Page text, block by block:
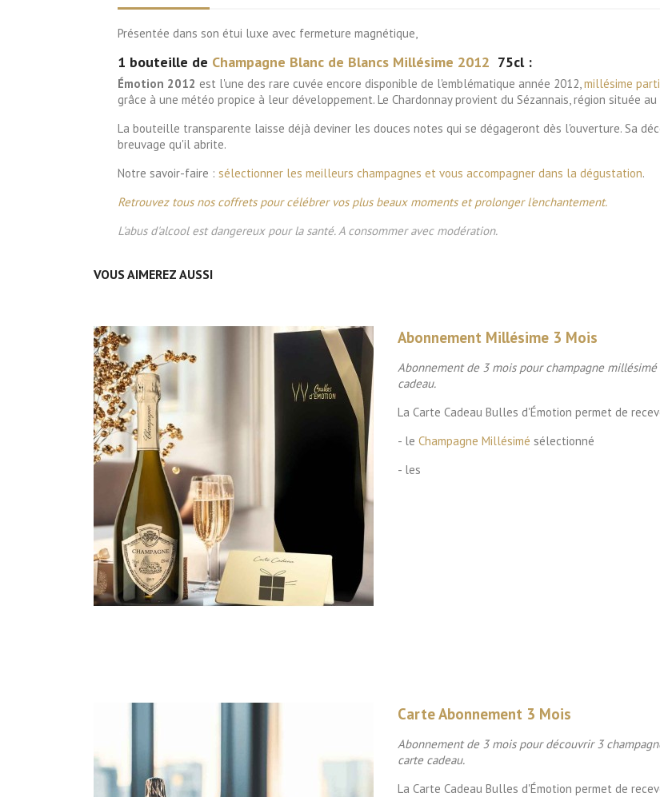
Présentée dans son étui luxe avec fermeture magnétique,
1 bouteille de Champagne Blanc de Blancs Millésime 2012 75cl :
Émotion 2012 est l'une des rare cuvée encore disponible de l'emblématique année 2012,millésime
grâce à une météo propice à leur développement. Le Chardonnay provient du Sézannais, région située
La bouteille transparente laisse déjà deviner les douces notes qui se dégageront dès l'ouverture. Sa
breuvage qu'il abrite.
Notre savoir-faire : sélectionner les meilleurs champagnes et vous accompagner dans la dégustation.
Retrouvez tous nos coffrets pour célébrer vos plus beaux moments et prolonger l'enchantement.
L'abus d'alcool est dangereux pour la santé. A consommer avec modération.
VOUS AIMEREZ AUSSI
Abonnement Millésime 3 Mois
Abonnement de 3 mois pour champagne
cadeau.
La Carte Cadeau Bulles d'Émotion permet de
- le Champagne Millésimé sélectionné
- les
Carte Abonnement 3 Mois
Abonnement de 3 mois pour découvrir 3
carte cadeau.
La Carte Cadeau Bulles d'Émotion permet de